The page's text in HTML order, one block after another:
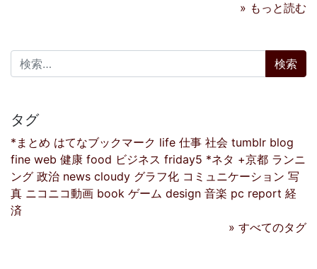
» もっと読む
検索:
タグ
*まとめ はてなブックマーク life 仕事 社会 tumblr blog
fine web 健康 food ビジネス friday5 *ネタ +京都 ランニ
ング 政治 news cloudy グラフ化 コミュニケーション 写
真 ニコニコ動画 book ゲーム design 音楽 pc report 経
済
» すべてのタグ